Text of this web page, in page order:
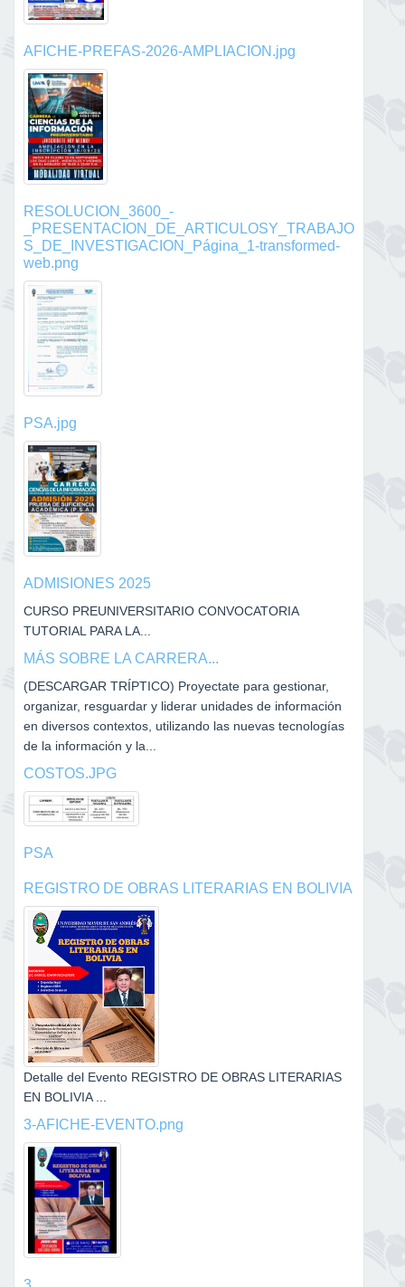
AFICHE-PREFAS-2026-AMPLIACION.jpg
RESOLUCION_3600_-
_PRESENTACION_DE_ARTICULOSY_TRABAJO
S_DE_INVESTIGACION_Página_1-transformed-
web.png
PSA.jpg
ADMISIONES 2025
CURSO PREUNIVERSITARIO CONVOCATORIA
TUTORIAL PARA LA...
MÁS SOBRE LA CARRERA...
(DESCARGAR TRÍPTICO) Proyectate para gestionar,
organizar, resguardar y liderar unidades de información
en diversos contextos, utilizando las nuevas tecnologías
de la información y la...
COSTOS.JPG
PSA
REGISTRO DE OBRAS LITERARIAS EN BOLIVIA
Detalle del Evento REGISTRO DE OBRAS LITERARIAS
EN BOLIVIA ...
3-AFICHE-EVENTO.png